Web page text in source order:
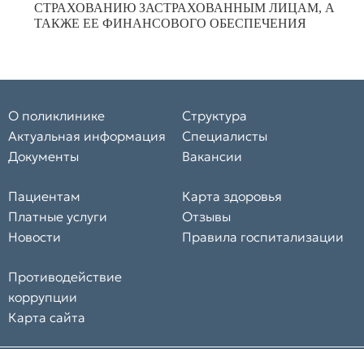
СТРАХОВАНИЮ ЗАСТРАХОВАННЫМ ЛИЦАМ, А
ТАКЖЕ ЕЕ ФИНАНСОВОГО ОБЕСПЕЧЕНИЯ
О поликлинике
Актуальная информация
Документы
Структура
Специалисты
Вакансии
Пациентам
Платные услуги
Новости
Карта здоровья
Отзывы
Правила госпитализации
Противодействие
коррупции
Карта сайта